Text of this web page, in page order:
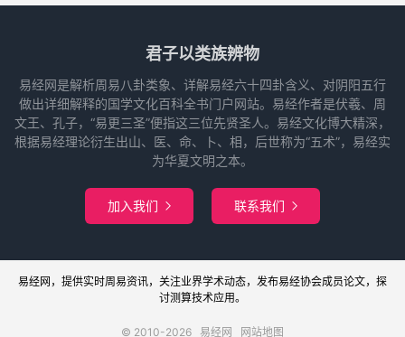
君子以类族辨物
易经网是解析周易八卦类象、详解易经六十四卦含义、对阴阳五行
做出详细解释的国学文化百科全书门户网站。易经作者是伏羲、周
文王、孔子，“易更三圣”便指这三位先贤圣人。易经文化博大精深，
根据易经理论衍生出山、医、命、卜、相，后世称为“五术”，易经实
为华夏文明之本。
加入我们  联系我们 
易经网 ，提供实时周易资讯，关注业界学术动态，发布易经协会成员论文，探
讨测算技术应用。
© 2010-2026 易经网 网站地图